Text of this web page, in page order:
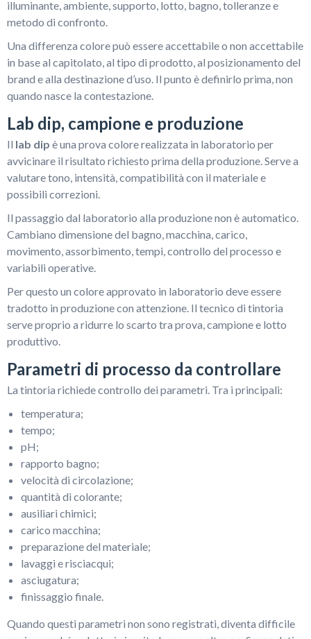
illuminante, ambiente, supporto, lotto, bagno, tolleranze e
metodo di confronto.
Una differenza colore può essere accettabile o non accettabile
in base al capitolato, al tipo di prodotto, al posizionamento del
brand e alla destinazione d’uso. Il punto è definirlo prima, non
quando nasce la contestazione.
Lab dip, campione e produzione
Il lab dip è una prova colore realizzata in laboratorio per
avvicinare il risultato richiesto prima della produzione. Serve a
valutare tono, intensità, compatibilità con il materiale e
possibili correzioni.
Il passaggio dal laboratorio alla produzione non è automatico.
Cambiano dimensione del bagno, macchina, carico,
movimento, assorbimento, tempi, controllo del processo e
variabili operative.
Per questo un colore approvato in laboratorio deve essere
tradotto in produzione con attenzione. Il tecnico di tintoria
serve proprio a ridurre lo scarto tra prova, campione e lotto
produttivo.
Parametri di processo da controllare
La tintoria richiede controllo dei parametri. Tra i principali:
temperatura;
tempo;
pH;
rapporto bagno;
velocità di circolazione;
quantità di colorante;
ausiliari chimici;
carico macchina;
preparazione del materiale;
lavaggi e risciacqui;
asciugatura;
finissaggio finale.
Quando questi parametri non sono registrati, diventa difficile